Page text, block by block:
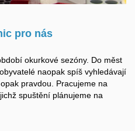
pro nás
okurkové sezóny. Do měst
naopak spíš vyhledávají
pravdou. Pracujeme na
spuštění plánujeme na